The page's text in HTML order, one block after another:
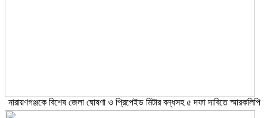
নারায়ণগঞ্জকে বিশেষ জেলা ঘোষণা ও প্রিপেইড মিটার বন্ধসহ ৫ দফা দাবিতে স্মারকলিপি